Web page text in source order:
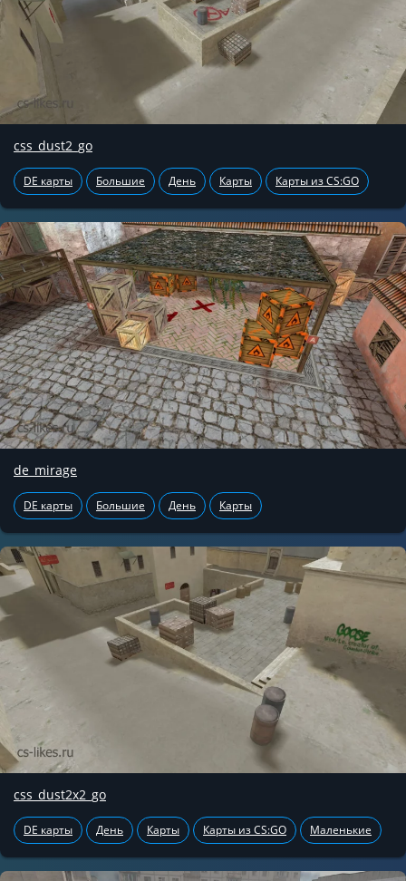
css_dust2_go
DE карты Большие День Карты Карты из CS:GO
de_mirage
DE карты Большие День Карты
css_dust2x2_go
DE карты День Карты Карты из CS:GO Маленькие